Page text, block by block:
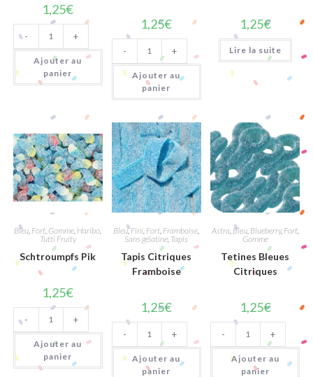
1,25€
quantité
de
Tongue
painters
- +
Ajouter au
panier
1,25€
quantité
de
Balle
De
Golf
Framboise
- +
Ajouter au
panier
1,25€
Lire la suite
Bleu Fort Gomme Haribo
Tutti Fruity
Schtroumpfs Pik
1,25€
quantité
de
Schtroumpfs
Pik
- +
Ajouter au
panier
Bleu,Fini Fort Framboise
Sans gélatine Tapis
Tapis Citriques
Framboise
1,25€
quantité
de
Tapis
Citriques
Framboise
- +
Ajouter au
panier
Astra Bleu, Blueberry, Fort,
Gomme
Tetines Bleues
Citriques
1,25€
quantité
de
Tetines
Bleues
Citriques
- +
Ajouter au
panier